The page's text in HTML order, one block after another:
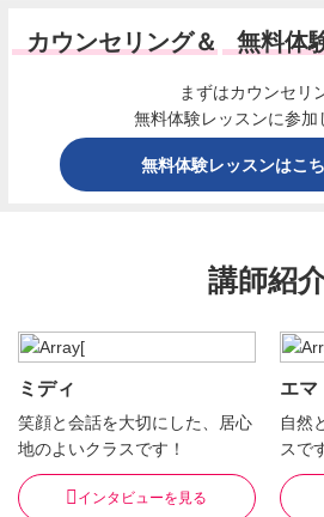
カウンセリング＆ 無料体
まずはカウンセリ
無料体験レッスンに参加
無料体験レッスンはこ
講師紹
ミディ
笑顔と会話を大切にした、居心
地のよいクラスです！
インタビューを見る
エマ
自然
スで